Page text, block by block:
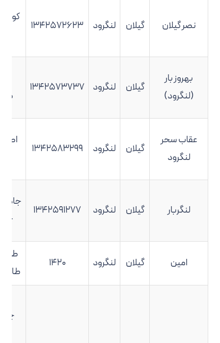
نصر گیلان گیلان لنگرود ۱۳۴۲۵۷۲۶۲۳
بهروز بار
(لنگرود)
گیلان لنگرود ۱۳۴۲۵۷۳۷۳۷
عقاب سحر
لنگرود
گیلان لنگرود ۱۳۴۲۵۸۳۲۹۹
لنگربار گیلان لنگرود ۱۳۴۲۵۹۱۲۷۷
جاده
–
امین گیلان لنگرود ۱۴۲۰
طالش